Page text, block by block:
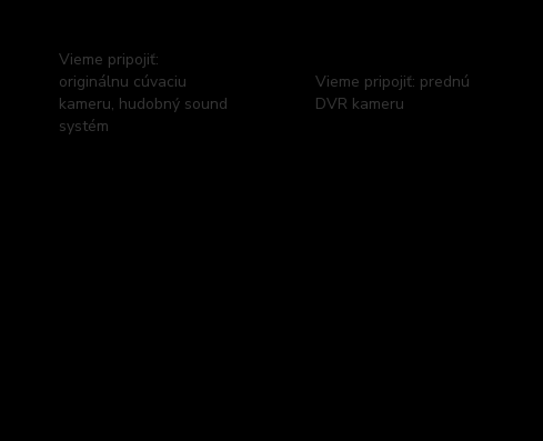
Vieme pripojiť:
originálnu cúvaciu
kameru, hudobný sound
systém
Vieme pripojiť: prednú
DVR kameru